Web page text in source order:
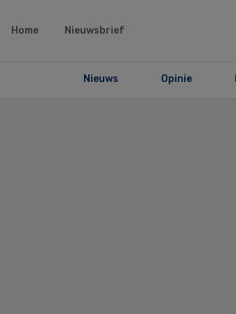
Home Nieuwsbrief
Nieuws Opinie